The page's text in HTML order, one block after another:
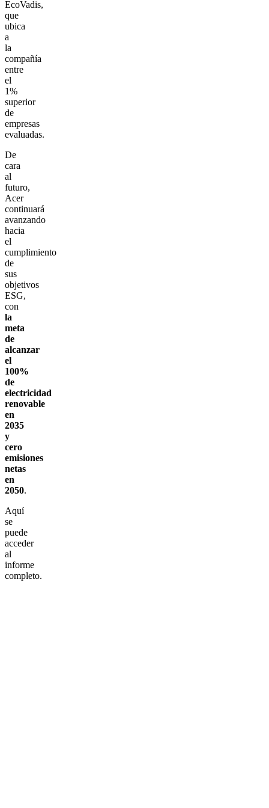
EcoVadis,
que
ubica
a
la
compañía
entre
el
1%
superior
de
empresas
evaluadas.
De
cara
al
futuro,
Acer
continuará
avanzando
hacia
el
cumplimiento
de
sus
objetivos
ESG,
con
la
meta
de
alcanzar
el
100%
de
electricidad
renovable
en
2035
y
cero
emisiones
netas
en
2050.
Aquí
se
puede
acceder
al
informe
completo.